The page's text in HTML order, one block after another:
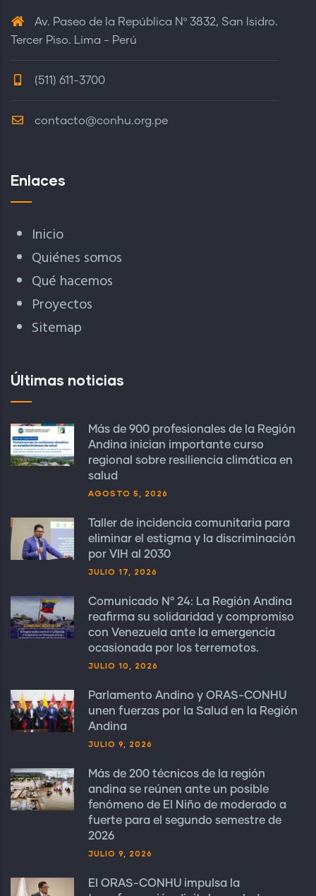
Av. Paseo de la República Nº 3832, San Isidro.
Tercer Piso. Lima - Perú
(511) 611-3700
contacto@conhu.org.pe
Enlaces
Inicio
Quiénes somos
Qué hacemos
Proyectos
Sitemap
Últimas noticias
Más de 900 profesionales de la Región
Andina inician importante curso
regional sobre resiliencia climática en
salud
AGOSTO 5, 2026
Taller de incidencia comunitaria para
eliminar el estigma y la discriminación
por VIH al 2030
JULIO 17, 2026
Comunicado N° 24: La Región Andina
reafirma su solidaridad y compromiso
con Venezuela ante la emergencia
ocasionada por los terremotos.
JULIO 10, 2026
Parlamento Andino y ORAS-CONHU
unen fuerzas por la Salud en la Región
Andina
JULIO 9, 2026
Más de 200 técnicos de la región
andina se reúnen ante un posible
fenómeno de El Niño de moderado a
fuerte para el segundo semestre de
2026
JULIO 9, 2026
El ORAS-CONHU impulsa la